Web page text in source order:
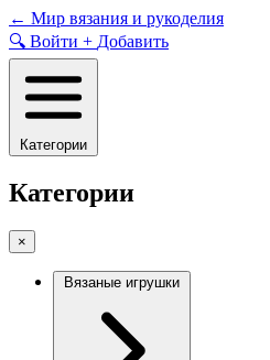
Skip
to
content
← Мир вязания и рукоделия
🔍 Войти + Добавить
Категории
Категории
×
Вязаные игрушки